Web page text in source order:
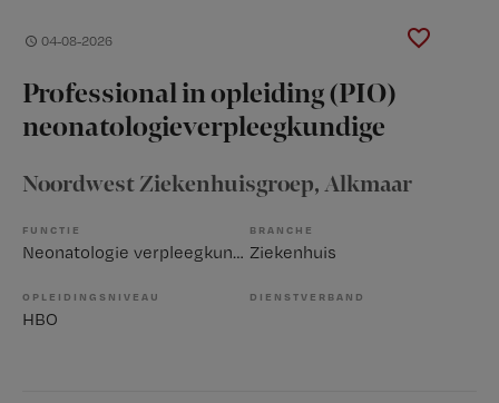
04-08-2026
Professional in opleiding (PIO)
neonatologieverpleegkundige
Noordwest Ziekenhuisgroep, Alkmaar
FUNCTIE
Neonatologie verpleegkundige
BRANCHE
Ziekenhuis
OPLEIDINGSNIVEAU
HBO
DIENSTVERBAND